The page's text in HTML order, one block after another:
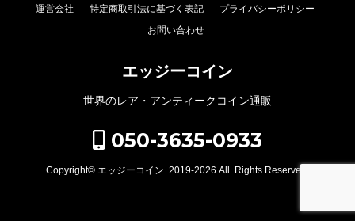
運営会社
特定商取引法に基づく表記
プライバシーポリシー
お問い合わせ
エッジーコイン
世界のレア・アンティークコイン通販
050-3635-0933
Copyright© エッジーコイン. 2019-2026 All Rights Reserved.